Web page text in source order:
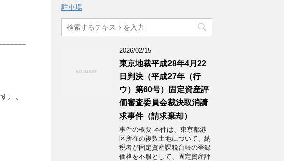
。。
駐車場
2026/02/15
東京地裁平成28年4月22
日判決（平成27年（行
ウ）第60号）固定資産評
価審査委員会裁決取消請
求事件（請求棄却）
事件の概要 本件は、東京都港
区所在の複数土地について、納
税者が固定資産課税台帳の登録
価格を不服として、固定資産評